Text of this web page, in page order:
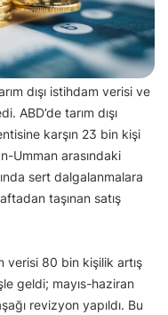
dışı istihdam verisi ve
ABD’de tarım dışı
karşın 23 bin kişi
Umman arasındaki
sert dalgalanmalara
taşınan satış
verisi 80 bin kişilik artış
geldi; mayıs-haziran
revizyon yapıldı. Bu